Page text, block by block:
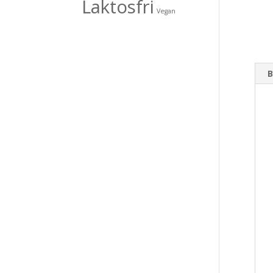
Laktosfri Vegan